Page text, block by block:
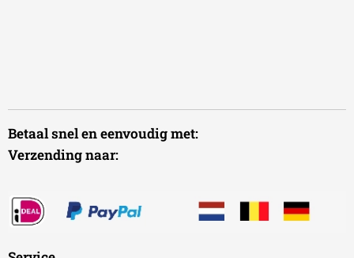
Betaal snel en eenvoudig met:
Verzending naar: